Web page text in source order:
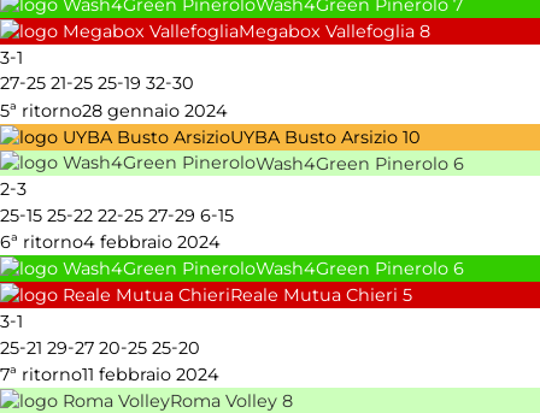
Wash4Green Pinerolo 7
Megabox Vallefoglia 8
3-1
27-25 21-25 25-19 32-30
5ª ritorno28 gennaio 2024
UYBA Busto Arsizio 10
Wash4Green Pinerolo 6
2-3
25-15 25-22 22-25 27-29 6-15
6ª ritorno4 febbraio 2024
Wash4Green Pinerolo 6
Reale Mutua Chieri 5
3-1
25-21 29-27 20-25 25-20
7ª ritorno11 febbraio 2024
Roma Volley 8